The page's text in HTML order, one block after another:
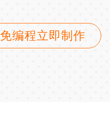
免编程立即制作